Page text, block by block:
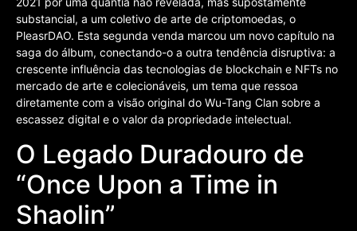
substancial, a um coletivo de arte de criptomoedas, o
PleasrDAO. Esta segunda venda marcou um novo capítulo na
saga do álbum, conectando-o a outra tendência disruptiva: a
crescente influência das tecnologias de blockchain e NFTs no
mercado de arte e colecionáveis, um tema que ressoa
diretamente com a visão original do Wu-Tang Clan sobre a
escassez digital e o valor da propriedade intelectual.
O Legado Duradouro de
“Once Upon a Time in
Shaolin”